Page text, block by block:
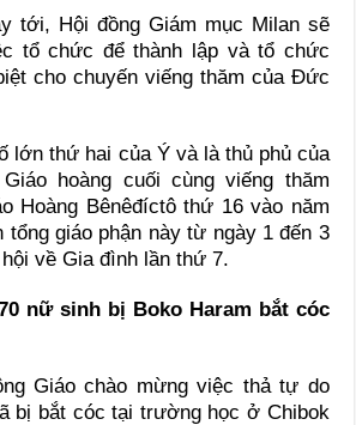
tới, Hội đồng Giám mục Milan sẽ
tổ chức để thành lập và tổ chức
cho chuyến viếng thăm của Đức
lớn thứ hai của Ý và là thủ phủ của
hoàng cuối cùng viếng thăm
Hoàng Bênêđíctô thứ 16 vào năm
tổng giáo phận này từ ngày 1 đến 3
về Gia đình lần thứ 7.
nữ sinh bị Boko Haram bắt cóc
Giáo chào mừng việc thả tự do
bị bắt cóc tại trường học ở Chibok